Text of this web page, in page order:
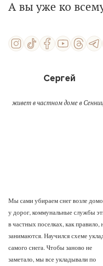
А вы уже ко
Сергей
живет в частном доме в
Мы сами убираем снег возле
у дорог, коммунальные службы
в частных поселках, как правило,
занимаются. Научился схеме
самого снега. Чтобы заново не
заметало, мы все укладывали по